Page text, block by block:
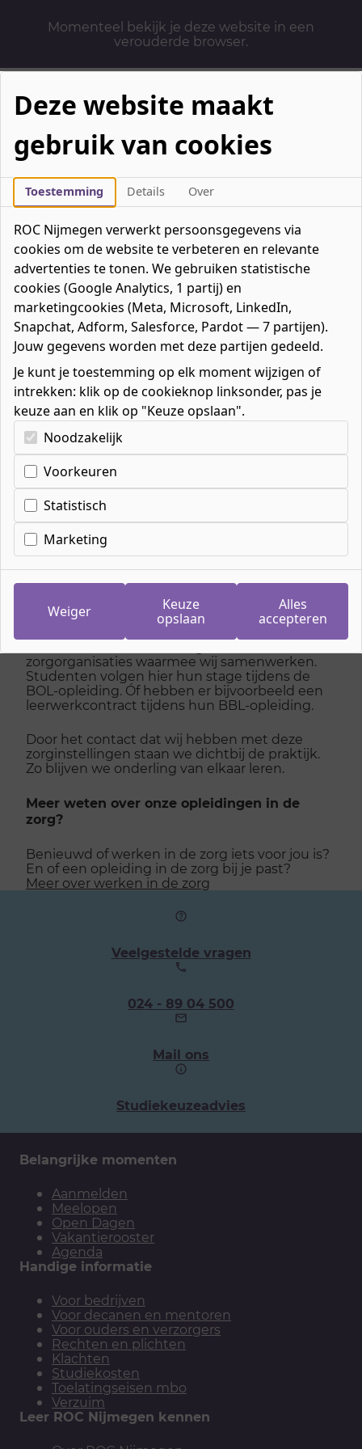
Momenteel bekijk je deze website in een
verouderde browser.
Mbo-opleidingen
Werken & Leren
Mavo / havo / vwo
Contact
Over ons
Bedrijven
Favorieten0favorieten
Mijn ROC
Zoeken
Home»Bijzondere samenwerkingen
Zorginstellingen: ons netwerk in de regio
Zorginstellingen: ons
netwerk in de regio
Dicht op de praktijk
zorgorganisaties waarmee wij samenwerken.
Studenten volgen hier hun stage tijdens de
BOL-opleiding. Óf hebben er bijvoorbeeld een
leerwerkcontract tijdens hun BBL-opleiding.
Door het contact dat wij hebben met deze
zorginstellingen staan we dichtbij de praktijk.
Zo blijven we onderling van elkaar leren.
Meer weten over onze opleidingen in de
zorg?
Benieuwd of werken in de zorg iets voor jou is?
En of een opleiding in de zorg bij je past?
Meer over werken in de zorg
Veelgestelde vragen
Ons
telefoonnummer:
024 - 89 04 500
Mail ons
Studiekeuzeadvies
Belangrijke momenten
Aanmelden
Meelopen
Open Dagen
Vakantierooster
Agenda
Handige informatie
Voor bedrijven
Voor decanen en mentoren
Voor ouders en verzorgers
Rechten en plichten
Klachten
Studiekosten
Toelatingseisen mbo
Verzuim
Leer ROC Nijmegen kennen
Deze website maakt
gebruik van cookies
Toestemming Details Over
ROC Nijmegen verwerkt persoonsgegevens via
cookies om de website te verbeteren en relevante
advertenties te tonen. We gebruiken statistische
cookies (Google Analytics, 1 partij) en
marketingcookies (Meta, Microsoft, LinkedIn,
Snapchat, Adform, Salesforce, Pardot — 7 partijen).
Jouw gegevens worden met deze partijen gedeeld.
Je kunt je toestemming op elk moment wijzigen of
intrekken: klik op de cookieknop linksonder, pas je
keuze aan en klik op "Keuze opslaan".
Kies uw cookie-voorkeuren
Noodzakelijk
Voorkeuren
Statistisch
Marketing
Weiger
Keuze
opslaan
Alles
accepteren